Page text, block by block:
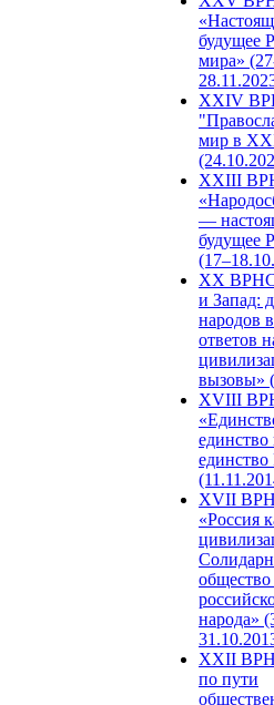
будущее
мира»
XXIV
мир в
XXIII
—
будущее
XX ВРНС
и Запад:
народов
ответов
вызовы»
XVIII
единство
единство
XVII
«Россия
народа»
XXII
по пути